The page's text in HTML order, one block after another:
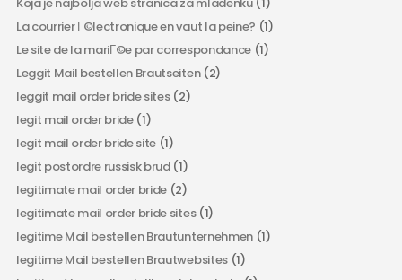
La courrier Г©lectronique en vaut la peine? (1)
Le site de la mariГ©e par correspondance(1)
Leggit Mail bestellen Brautseiten(2)
leggit mail order bride sites(2)
legit mail order bride(1)
legit mail order bride site (1)
legit postordre russisk brud(1)
legitimate mail order bride (2)
legitimate mail order bride sites(1)
legitime Mail bestellen Brautunternehmen(1)
legitime Mail bestellen Brautwebsites(1)